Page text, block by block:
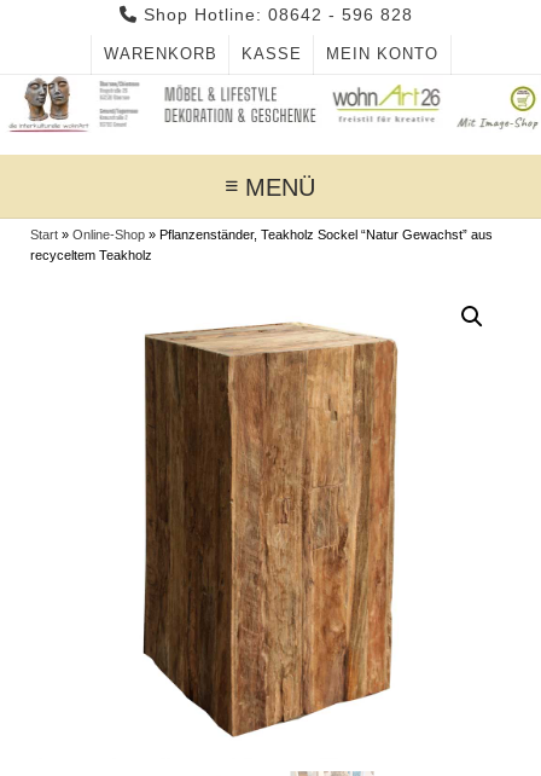
Shop Hotline: 08642 - 596 828
WARENKORB KASSE MEIN KONTO
MENÜ
Start » Online-Shop » Pflanzenständer, Teakholz Sockel “Natur Gewachst” aus
recyceltem Teakholz